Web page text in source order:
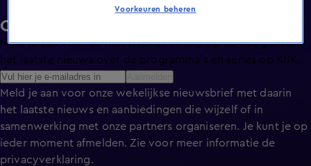
Ontvang de KIJK-nieuwsbrief
Meld je aan voor de nieuwsbrief en blijf op de hoogte van
het laatste nieuws over de programma’s en series op KIJK.
Meld je aan voor onze wekelijkse nieuwsbrief met daarin
het laatste nieuws en aanbiedingen die wijzelf of in
samenwerking met onze partners organiseren. Je kunt je op
ieder moment afmelden. Zie voor meer informatie de
privacyverklaring.
Voorkeuren beheren